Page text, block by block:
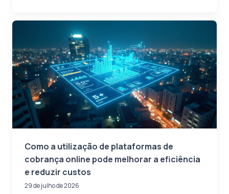
Como a utilização de plataformas de
cobrança online pode melhorar a eficiência
e reduzir custos
29 de julho de 2026